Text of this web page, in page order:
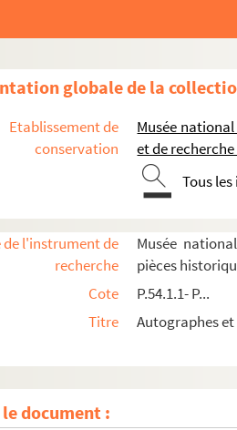
globale de la
Etablissement de
conservation
Musée
et de
Tous
l'instrument de
recherche
Musée
pièces
Cote
P.54.1.1- P...
Titre
Autographes
le document :
Copie de lettres patentes du roi
Lettre de Catherine Charlotte de la
Lettre de Guillaume du Vair aux
Supplique adressée au roi par les
Lettre signée de Henri IV au sieur
Quittance avec souscription
Lettre de César de Vendôme aux
Rapport de Louis de la Valette,
Pièce signée de Henri IV autorisant
Lettre de Louis II de Bourbon, duc
Lettre de Françoise de Valois